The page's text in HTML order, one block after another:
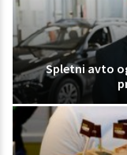
Spletni avto